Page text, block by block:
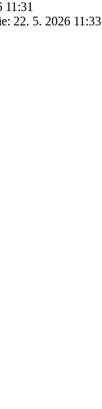
11:31
22. 5. 2026 11:33